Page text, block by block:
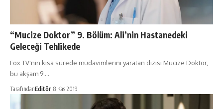
“Mucize Doktor” 9. Bölüm: Ali’nin Hastanedeki
Geleceği Tehlikede
Fox TV'nin kısa sürede müdavimlerini yaratan dizisi Mucize Doktor,
bu akşam 9.…
TarafındanEditör 8 Kas 2019